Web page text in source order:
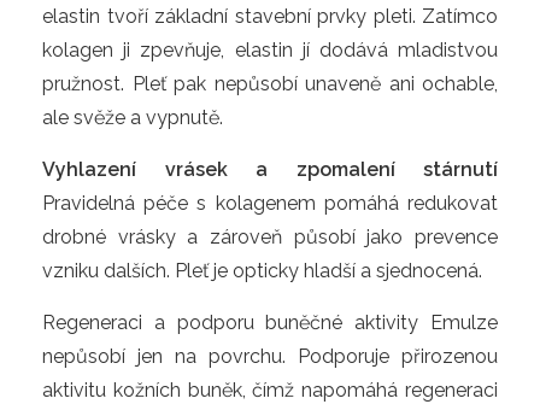
elastin tvoří základní stavební prvky pleti. Zatímco
kolagen ji zpevňuje, elastin jí dodává mladistvou
pružnost. Pleť pak nepůsobí unaveně ani ochable,
ale svěže a vypnutě.
Vyhlazení vrásek a zpomalení stárnutí
Pravidelná péče s kolagenem pomáhá redukovat
drobné vrásky a zároveň působí jako prevence
vzniku dalších. Pleť je opticky hladší a sjednocená.
Regeneraci a podporu buněčné aktivity Emulze
nepůsobí jen na povrchu. Podporuje přirozenou
aktivitu kožních buněk, čímž napomáhá regeneraci